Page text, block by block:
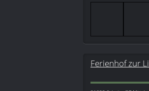
Ferienhof zur